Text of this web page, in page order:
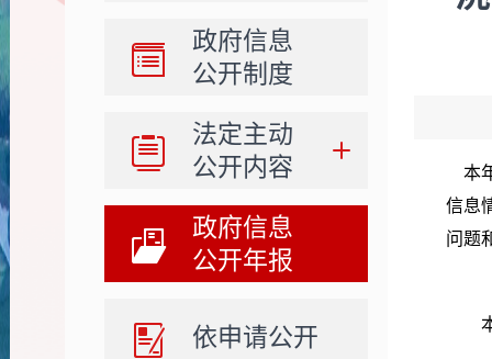
政府信息
公开制度
法定主动
公开内容
政府信息
公开年报
依申请公开
本
信息
问题